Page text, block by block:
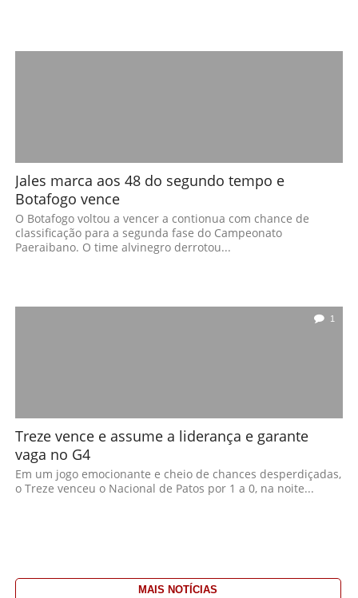
Jales marca aos 48 do segundo tempo e
Botafogo vence
O Botafogo voltou a vencer a contionua com chance de
classificação para a segunda fase do Campeonato
Paeraibano. O time alvinegro derrotou...
1
Treze vence e assume a liderança e garante
vaga no G4
Em um jogo emocionante e cheio de chances desperdiçadas,
o Treze venceu o Nacional de Patos por 1 a 0, na noite...
MAIS NOTÍCIAS